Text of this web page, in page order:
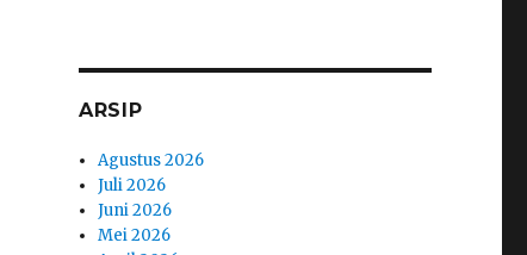
ARSIP
Agustus 2026
Juli 2026
Juni 2026
Mei 2026